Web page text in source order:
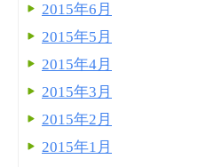
2015年6月
2015年5月
2015年4月
2015年3月
2015年2月
2015年1月